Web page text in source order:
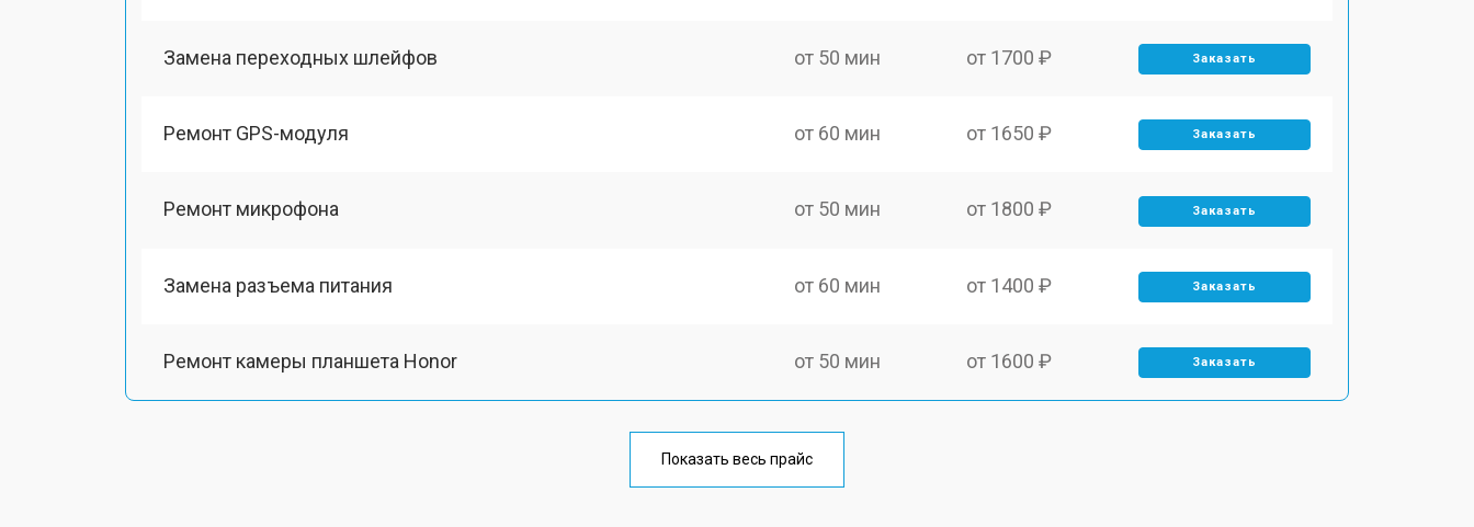
Замена переходных шлейфов от 50 мин от 1700 ₽ Заказать
Ремонт GPS-модуля от 60 мин от 1650 ₽ Заказать
Ремонт микрофона от 50 мин от 1800 ₽ Заказать
Замена разъема питания от 60 мин от 1400 ₽ Заказать
Ремонт камеры планшета Honor от 50 мин от 1600 ₽ Заказать
от 70 мин
Показать весь прайс